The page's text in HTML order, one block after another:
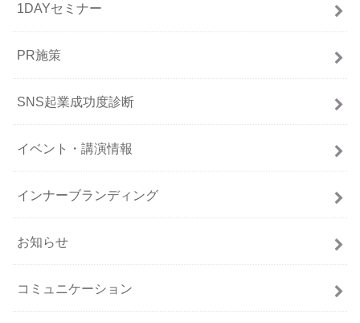
1DAYセミナー
PR施策
SNS起業成功度診断
イベント・講演情報
インナーブランディング
お知らせ
コミュニケーション